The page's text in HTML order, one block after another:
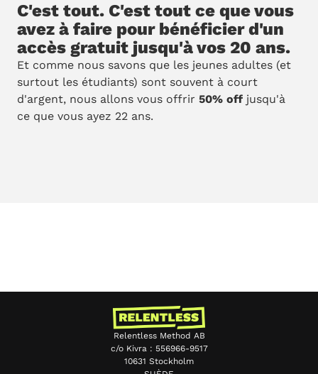
C'est tout. C'est tout ce que vous
avez à faire pour bénéficier d'un
accès gratuit jusqu'à vos 20 ans.
Et comme nous savons que les jeunes adultes (et
surtout les étudiants) sont souvent à court
d'argent, nous allons vous offrir 50% off jusqu'à
ce que vous ayez 22 ans.
Relentless Method AB
c/o Kivra : 556966-9517
10631 Stockholm